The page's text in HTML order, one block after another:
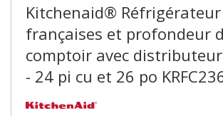
Kitchenaid®
françaises et profondeur
comptoir avec
- 24 pi cu et 26 po